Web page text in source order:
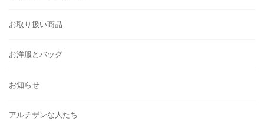
お取り扱い商品
お洋服とバッグ
お知らせ
アルチザンな人たち